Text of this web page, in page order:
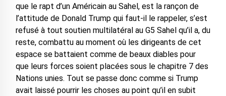
que le rapt d’un Américain au Sahel, est la rançon de
l’attitude de Donald Trump qui faut-il le rappeler, s’est
refusé à tout soutien multilatéral au G5 Sahel qu’il a, du
reste, combattu au moment où les dirigeants de cet
espace se battaient comme de beaux diables pour
que leurs forces soient placées sous le chapitre 7 des
Nations unies. Tout se passe donc comme si Trump
avait laissé pourrir les choses au point qu’il en subit